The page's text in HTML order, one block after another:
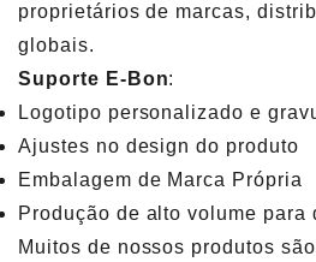
proprietários de marcas,
globais.
Suporte E-Bon:
Logotipo personalizado e
Ajustes no design do produto
Embalagem de Marca Própria
Produção de alto volume para
Muitos de nossos produtos